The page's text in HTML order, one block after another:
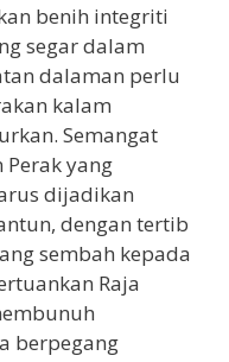
benih integriti
segar dalam
dalaman perlu
kalam
Semangat
Perak yang
dijadikan
dengan tertib
sembah kepada
Raja
berpegang